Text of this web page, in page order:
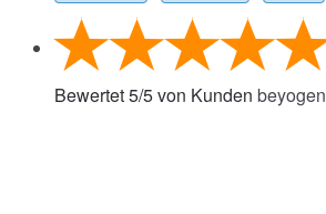
Bewertet5/5von Kunden